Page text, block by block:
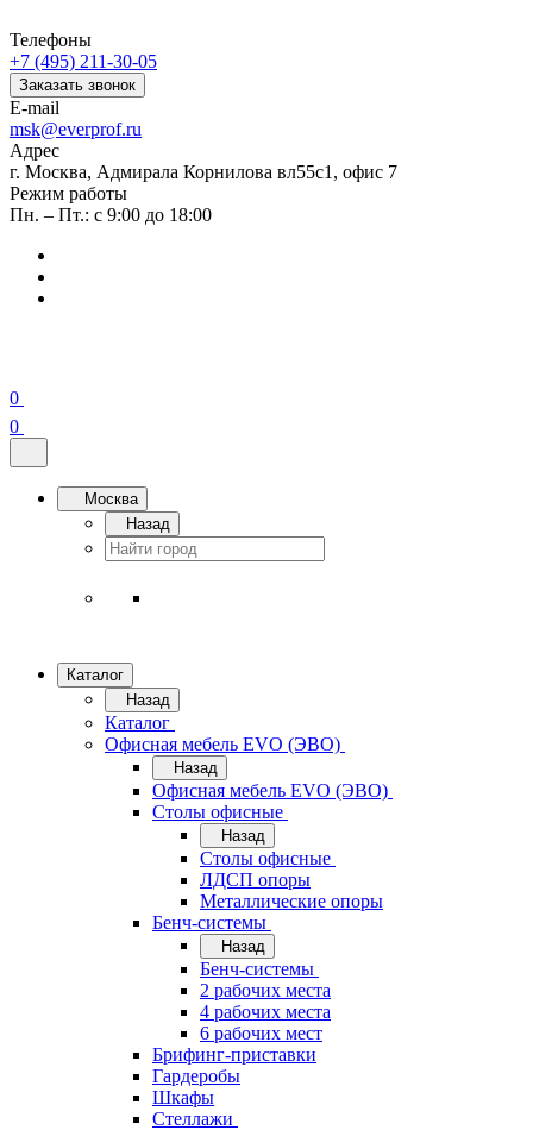
Телефоны
+7 (495) 211-30-05
Заказать звонок
E-mail
msk@everprof.ru
Адрес
г. Москва, Адмирала Корнилова вл55с1, офис 7
Режим работы
Пн. – Пт.: с 9:00 до 18:00
0
0
Москва
Назад
Каталог
Назад
Каталог
Офисная мебель EVO (ЭВО)
Назад
Офисная мебель EVO (ЭВО)
Cтолы офисные
Назад
Cтолы офисные
ЛДСП опоры
Металлические опоры
Бенч-системы
Назад
Бенч-системы
2 рабочих места
4 рабочих места
6 рабочих мест
Брифинг-приставки
Гардеробы
Шкафы
Стеллажи